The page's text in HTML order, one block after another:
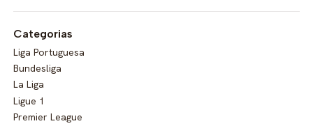
Categorias
Liga Portuguesa
Bundesliga
La Liga
Ligue 1
Premier League